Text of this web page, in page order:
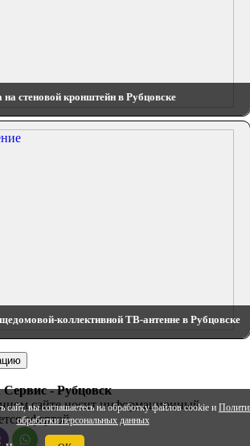
сайт, вы соглашаетесь на обработку файлов cookie и
обработки персональных данных
на стеновой кронштейн в Рубцовске
коллективной ТВ-антенне в Рубцовске
- Рубцовск
сайте носит информационный
офертой.